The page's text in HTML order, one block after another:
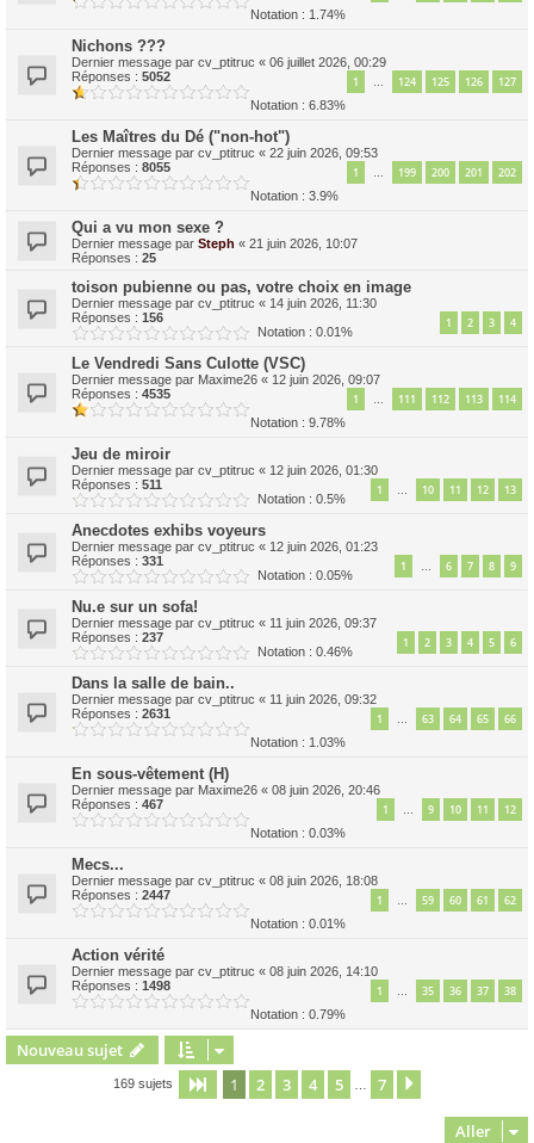
Notation : 1.74%
Nichons ???
Dernier message par cv_ptitruc « 06 juillet 2026, 00:29
Réponses : 5052 1 … 124 125 126 127
Notation : 6.83%
Les Maîtres du Dé ("non-hot")
Dernier message par cv_ptitruc « 22 juin 2026, 09:53
Réponses : 8055 1 … 199 200 201 202
Notation : 3.9%
Qui a vu mon sexe ?
Dernier message par Steph « 21 juin 2026, 10:07
Réponses : 25
toison pubienne ou pas, votre choix en image
Dernier message par cv_ptitruc « 14 juin 2026, 11:30
Réponses : 156 1 2 3 4
Notation : 0.01%
Le Vendredi Sans Culotte (VSC)
Dernier message par Maxime26 « 12 juin 2026, 09:07
Réponses : 4535 1 … 111 112 113 114
Notation : 9.78%
Jeu de miroir
Dernier message par cv_ptitruc « 12 juin 2026, 01:30
Réponses : 511 1 … 10 11 12 13
Notation : 0.5%
Anecdotes exhibs voyeurs
Dernier message par cv_ptitruc « 12 juin 2026, 01:23
Réponses : 331 1 … 6 7 8 9
Notation : 0.05%
Nu.e sur un sofa!
Dernier message par cv_ptitruc « 11 juin 2026, 09:37
Réponses : 237 1 2 3 4 5 6
Notation : 0.46%
Dans la salle de bain..
Dernier message par cv_ptitruc « 11 juin 2026, 09:32
Réponses : 2631 1 … 63 64 65 66
Notation : 1.03%
En sous-vêtement (H)
Dernier message par Maxime26 « 08 juin 2026, 20:46
Réponses : 467 1 … 9 10 11 12
Notation : 0.03%
Mecs...
Dernier message par cv_ptitruc « 08 juin 2026, 18:08
Réponses : 2447 1 … 59 60 61 62
Notation : 0.01%
Action vérité
Dernier message par cv_ptitruc « 08 juin 2026, 14:10
Réponses : 1498 1 … 35 36 37 38
Notation : 0.79%
Nouveau sujet
169 sujets Page 1sur7
1 2 3 4 5 7
Aller